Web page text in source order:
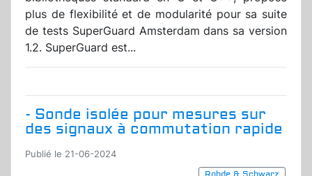
plus de flexibilité et de modularité pour sa suite
de tests SuperGuard Amsterdam dans sa version
1.2. SuperGuard est...
- Sonde isolée pour mesures sur
des signaux à commutation rapide
Publié le 21-06-2024